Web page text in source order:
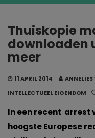
Thuiskopie
downloaden
meer
11 APRIL 2014 ANNELIES
INTELLECTUEEL EIGENDOM
In een recent arrest
hoogste Europese